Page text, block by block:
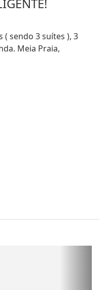
sendo 3 suítes ), 3
Meia Praia,